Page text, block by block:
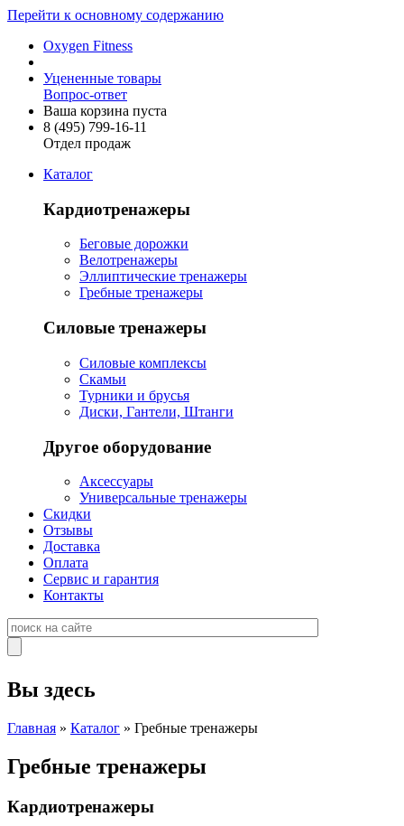
Перейти к основному содержанию
Oxygen Fitness
Уцененные товары
Вопрос-ответ
Ваша корзина пуста
8 (495) 799-16-11
Отдел продаж
Каталог
Кардиотренажеры
Беговые дорожки
Велотренажеры
Эллиптические тренажеры
Гребные тренажеры
Силовые тренажеры
Силовые комплексы
Скамьи
Турники и брусья
Диски, Гантели, Штанги
Другое оборудование
Аксессуары
Универсальные тренажеры
Скидки
Отзывы
Доставка
Оплата
Сервис и гарантия
Контакты
Вы здесь
Главная » Каталог » Гребные тренажеры
Гребные тренажеры
Кардиотренажеры